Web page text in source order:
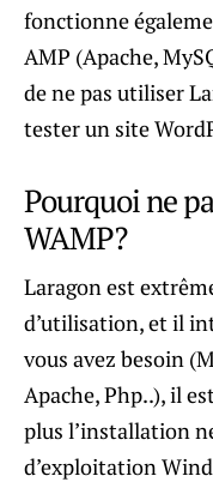
fonctionne
AMP (Apache,
de ne pas utiliser
tester un site
Pourquoi ne
WAMP?
Laragon est
d’utilisation, et il
vous avez besoin
Apache, Php..), il
plus l’installation
d’exploitation